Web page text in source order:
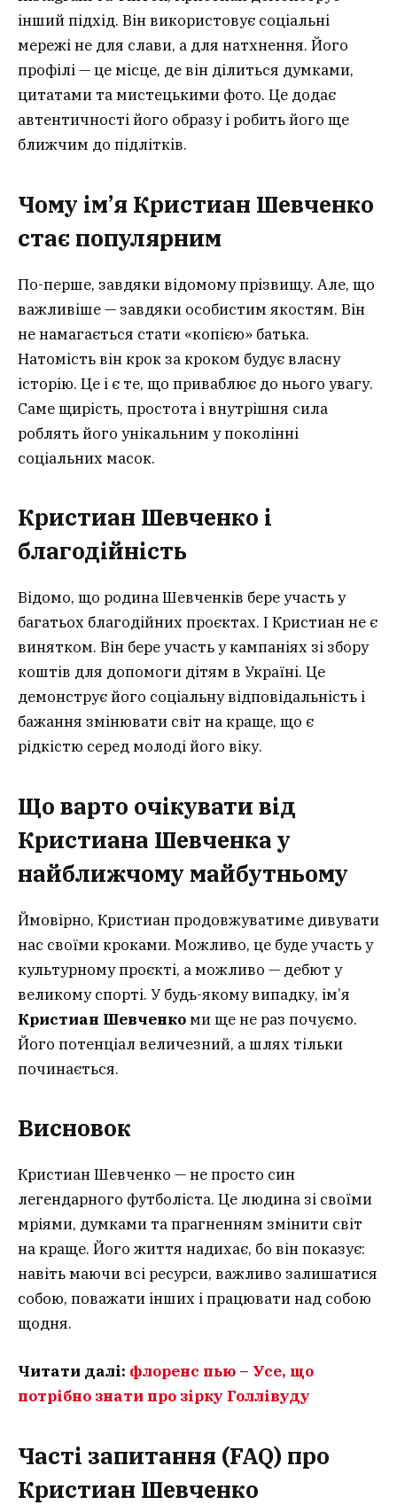
інший підхід. Він використовує соціальні
мережі не для слави, а для натхнення. Його
профілі — це місце, де він ділиться думками,
цитатами та мистецькими фото. Це додає
автентичності його образу і робить його ще
ближчим до підлітків.
Чому ім’я Кристиан Шевченко
стає популярним
По-перше, завдяки відомому прізвищу. Але, що
важливіше — завдяки особистим якостям. Він
не намагається стати «копією» батька.
Натомість він крок за кроком будує власну
історію. Це і є те, що приваблює до нього увагу.
Саме щирість, простота і внутрішня сила
роблять його унікальним у поколінні
соціальних масок.
Кристиан Шевченко і
благодійність
Відомо, що родина Шевченків бере участь у
багатьох благодійних проєктах. І Кристиан не є
винятком. Він бере участь у кампаніях зі збору
коштів для допомоги дітям в Україні. Це
демонструє його соціальну відповідальність і
бажання змінювати світ на краще, що є
рідкістю серед молоді його віку.
Що варто очікувати від
Кристиана Шевченка у
найближчому майбутньому
Ймовірно, Кристиан продовжуватиме дивувати
нас своїми кроками. Можливо, це буде участь у
культурному проєкті, а можливо — дебют у
великому спорті. У будь-якому випадку, ім’я
Кристиан Шевченкоми ще не раз почуємо.
Його потенціал величезний, а шлях тільки
починається.
Висновок
Кристиан Шевченко — не просто син
легендарного футболіста. Це людина зі своїми
мріями, думками та прагненням змінити світ
на краще. Його життя надихає, бо він показує:
навіть маючи всі ресурси, важливо залишатися
собою, поважати інших і працювати над собою
щодня.
Читати далі: флоренс пью – Усе, що
потрібно знати про зірку Голлівуду
Часті запитання (FAQ) про
Кристиан Шевченко